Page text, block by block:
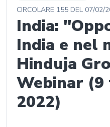
CIRCOLARE 155 DEL 07/02/
India:
India e nel
Hinduja
Webinar
2022)